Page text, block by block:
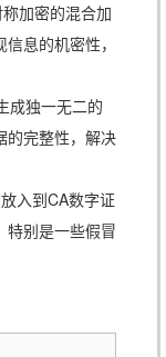
加密的混合加
息的机密性，
成独一无二的
的完整性，解决
入到CA数字证
特别是一些假冒